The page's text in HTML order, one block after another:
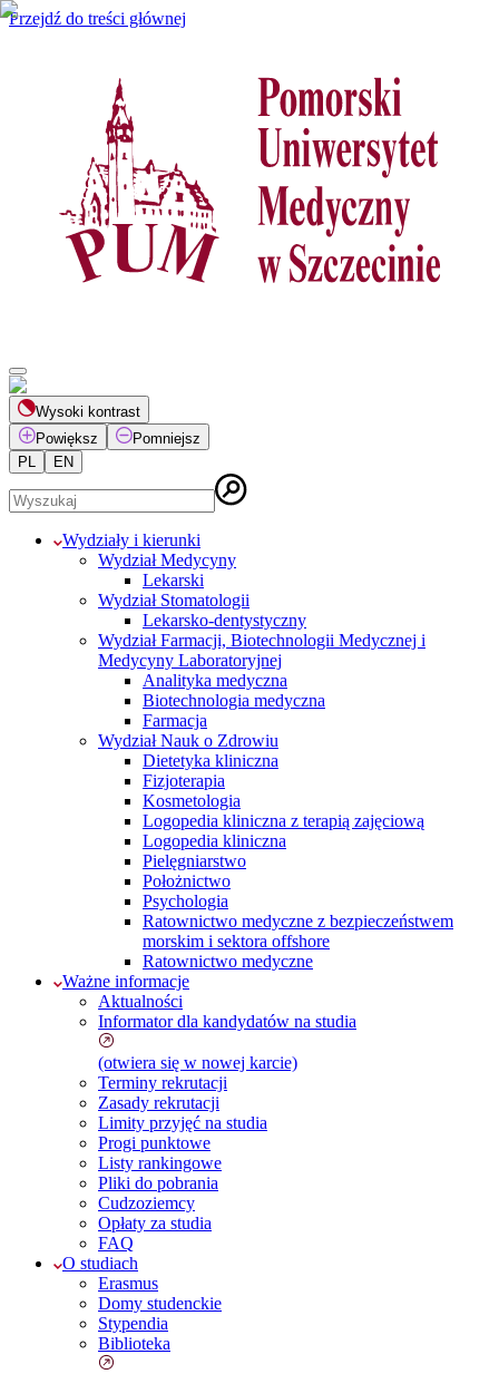
Przejdź do treści głównej
Wysoki kontrast
Powiększ
Pomniejsz
PL
EN
Wydziały i kierunki
Wydział Medycyny
Lekarski
Wydział Stomatologii
Lekarsko-dentystyczny
Wydział Farmacji, Biotechnologii Medycznej i
Medycyny Laboratoryjnej
Analityka medyczna
Biotechnologia medyczna
Farmacja
Wydział Nauk o Zdrowiu
Dietetyka kliniczna
Fizjoterapia
Kosmetologia
Logopedia kliniczna z terapią zajęciową
Logopedia kliniczna
Pielęgniarstwo
Położnictwo
Psychologia
Ratownictwo medyczne z bezpieczeństwem
morskim i sektora offshore
Ratownictwo medyczne
Ważne informacje
Aktualności
Informator dla kandydatów na studia
(otwiera się w nowej karcie)
Terminy rekrutacji
Zasady rekrutacji
Limity przyjęć na studia
Progi punktowe
Listy rankingowe
Pliki do pobrania
Cudzoziemcy
Opłaty za studia
FAQ
O studiach
Erasmus
Domy studenckie
Stypendia
Biblioteka